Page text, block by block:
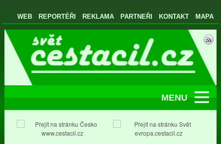
WEB REPORTÉŘI REKLAMA PARTNEŘI KONTAKT MAPA
MENU
www.cestacil.cz evropa.cestacil.cz